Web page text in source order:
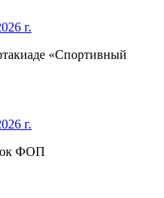
г.
«Спортивный
г.
ФОП